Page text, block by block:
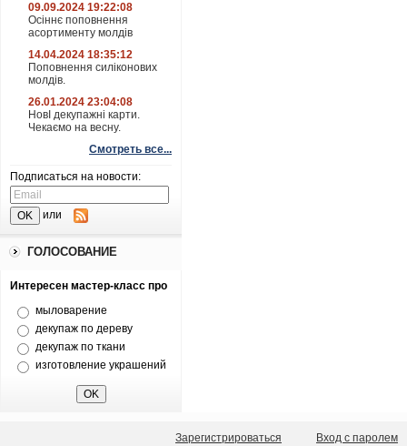
09.09.2024 19:22:08
Осіннє поповнення
асортименту молдів
14.04.2024 18:35:12
Поповнення силіконових
молдів.
26.01.2024 23:04:08
НовІ декупажні карти.
Чекаємо на весну.
Смотреть все...
Подписаться на новости:
или
ГОЛОСОВАНИЕ
Интересен мастер-класс про
мыловарение
декупаж по дереву
декупаж по ткани
изготовление украшений
Зарегистрироваться Вход с паролем